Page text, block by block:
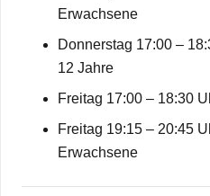
Erwachsene
Don­ners­tag 17:00 –
12 Jahre
Frei­tag 17:00 – 18:30
Frei­tag 19:15 – 20:45
Erwachsene